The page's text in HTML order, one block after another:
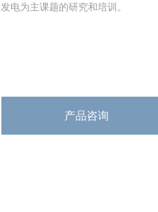
发电为主课题的研究和培训。
产品咨询